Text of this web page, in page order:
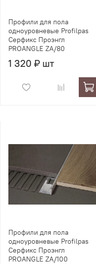
Профили для пола
одноуровневые Profilpas
Серфикс Проэнгл
PROANGLE ZA/80
1 320 ₽ шт
Профили для пола
одноуровневые Profilpas
Серфикс Проэнгл
PROANGLE ZA/100